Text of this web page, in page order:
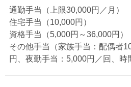
通勤手当（上限30,000円／月）
住宅手当（10,000円）
資格手当（5,000円～36,000円）
その他手当（家族手当：配偶者
円、夜勤手当：5,000円／回、時